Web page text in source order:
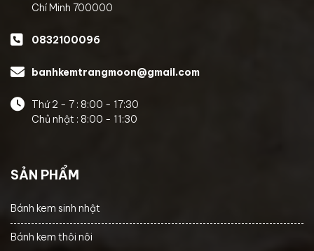
Chí Minh 700000
0832100096
banhkemtrangmoon@gmail.com
Thứ 2 - 7 : 8:00 - 17:30
Chủ nhật : 8:00 - 11:30
SẢN PHẨM
Bánh kem sinh nhật
Bánh kem thôi nôi